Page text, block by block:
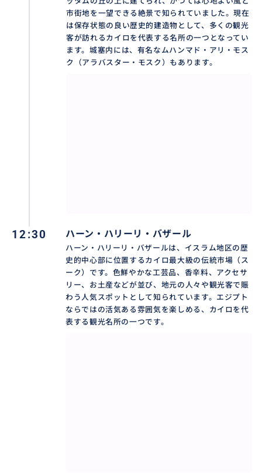
市街地を一望できる絶景で知られていました。現在
は保存状態の良い歴史的建造物として、多くの観光
客が訪れるカイロを代表する名所の一つとなってい
ます。城塞内には、有名なムハンマド・アリ・モス
ク（アラバスター・モスク）もあります。
12:30 ハーン・ハリーリ・バザール
ハーン・ハリーリ・バザールは、イスラム地区の歴
史的中心部に位置するカイロ最大級の伝統市場（ス
ーク）です。色鮮やかな工芸品、香辛料、アクセサ
リー、お土産などが並び、地元の人々や観光客で賑
わう人気スポットとして知られています。エジプト
ならではの活気ある雰囲気を楽しめる、カイロを代
表する観光名所の一つです。